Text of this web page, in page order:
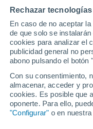
Rechazar
En caso de no aceptar
de que solo se
cookies para analizar el
publicidad general no
abono pulsando el botón
Con su consentimiento,
almacenar, acceder y
cookies. Es posible que
oponerte. Para ello,
"Configurar" o en nuestra
Parte de
Pistas